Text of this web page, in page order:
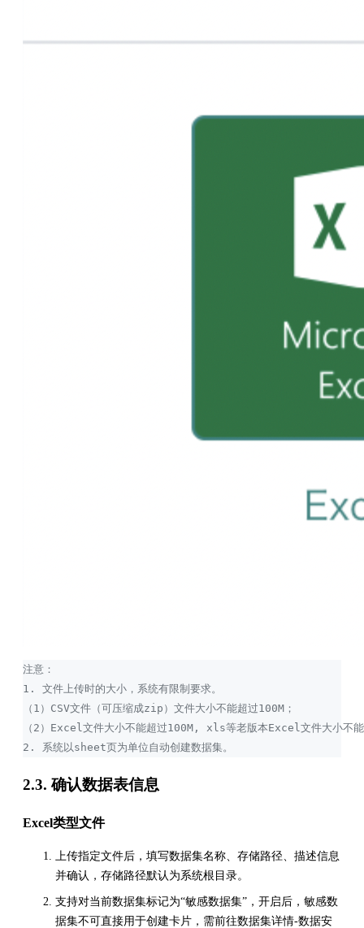
注意：
1. 文件上传时的大小，系统有限制要求。
（1）CSV文件（可压缩成zip）文件大小不能超过100M；
（2）Excel文件大小不能超过100M, xls等老版本Excel文件大小不能
2. 系统以sheet页为单位自动创建数据集。
2.3. 确认数据表信息
Excel类型文件
上传指定文件后，填写数据集名称、存储路径、描述信息
并确认，存储路径默认为系统根目录。
支持对当前数据集标记为“敏感数据集”，开启后，敏感数
据集不可直接用于创建卡片，需前往数据集详情-数据安